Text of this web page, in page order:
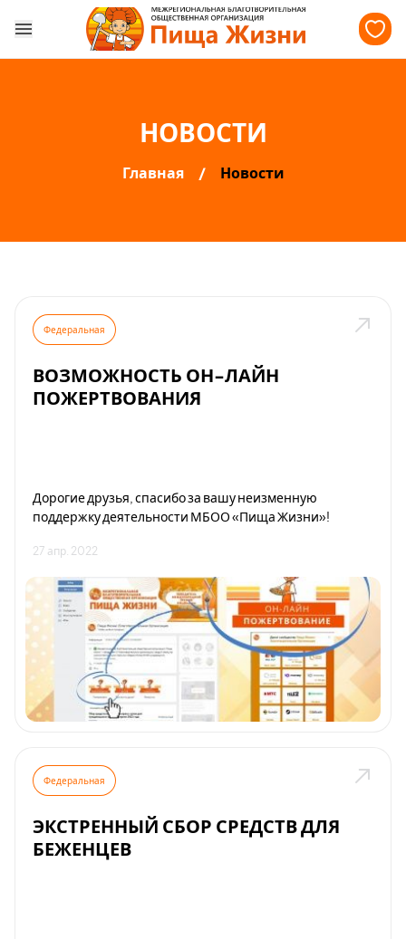
НОВОСТИ
Главная Новости
Федеральная
ВОЗМОЖНОСТЬ ОН-ЛАЙН
ПОЖЕРТВОВАНИЯ
Дорогие друзья, спасибо за вашу неизменную
поддержку деятельности МБОО «Пища Жизни»!
27 апр. 2022
Федеральная
ЭКСТРЕННЫЙ СБОР СРЕДСТВ ДЛЯ
БЕЖЕНЦЕВ